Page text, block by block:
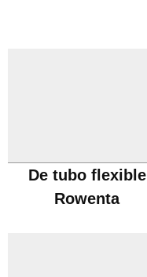
De tubo flexible
Rowenta